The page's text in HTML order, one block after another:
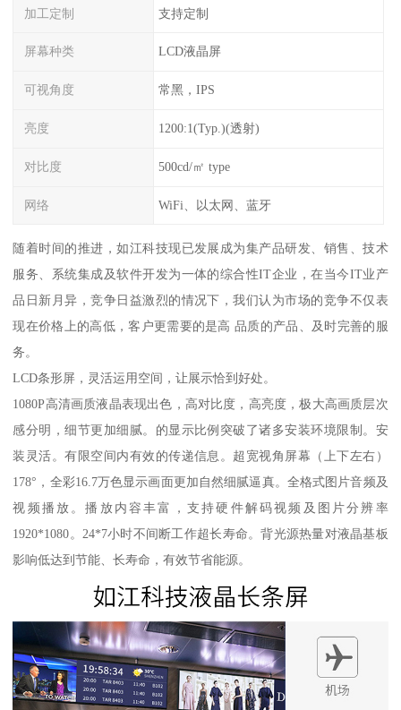
加工定制 支持定制
屏幕种类 LCD液晶屏
可视角度 常黑，IPS
亮度 1200:1(Typ.)(透射)
对比度 500cd/㎡ type
网络 WiFi、以太网、蓝牙
随着时间的推进，如江科技现已发展成为集产品研发、销售、技术
服务、系统集成及软件开发为一体的综合性IT企业，在当今IT业产
品日新月异，竞争日益激烈的情况下，我们认为市场的竞争不仅表
现在价格上的高低，客户更需要的是高 品质的产品、及时完善的服
务。
LCD条形屏，灵活运用空间，让展示恰到好处。
1080P高清画质液晶表现出色，高对比度，高亮度，极大高画质层次
感分明，细节更加细腻。的显示比例突破了诸多安装环境限制。安
装灵活。有限空间内有效的传递信息。超宽视角屏幕（上下左右）
178°，全彩16.7万色显示画面更加自然细腻逼真。全格式图片音频及
视频播放。播放内容丰富，支持硬件解码视频及图片分辨率
1920*1080。24*7小时不间断工作超长寿命。背光源热量对液晶基板
影响低达到节能、长寿命，有效节省能源。